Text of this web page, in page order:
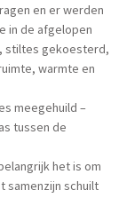
en er werden
in de afgelopen
stiltes gekoesterd,
warmte en
meegehuild –
tussen de
het is om
samenzijn schuilt